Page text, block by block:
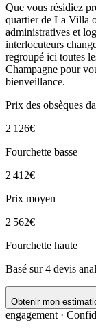
Que vous résidiez
quartier de La Villa
administratives et
interlocuteurs
regroupé ici toutes
Champagne pour
bienveillance.
Prix des obsèques
2 126€
Fourchette basse
2 412€
Prix moyen
2 562€
Fourchette haute
Basé sur4 devis
Obtenir mon
engagement ·